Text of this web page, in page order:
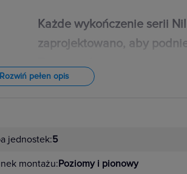
Każde wykończenie serii
zaprojektowano, aby
Twojego domu.
W przypadku wystroju wnętrz
czarnym, aluminium i stalowym.
kompozycje dopasowane do
Rozwiń pełen opis
jednostek:5
montażu:Poziomy i pionowy